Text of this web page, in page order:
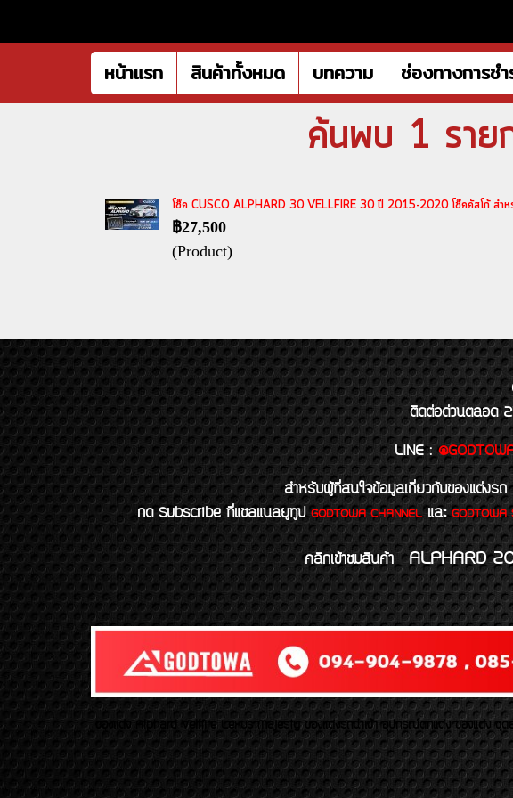
หน้าแรก สินค้าทั้งหมด บทความ ช่องทางการชำ
ค้นพบ 1 ราย
โช๊ค CUSCO ALPHARD 30 VELLFIRE 30 ปี 2015-2020 โช๊คคัสโก้ สำ
฿27,500
(Product)
ติ
ติดต่อด่วนตลอด
LINE : @GODTOWA
สำหรับผู้ที่สนใจข้อมูลเกี่ยวกับของแต่งรถ
กด Subscribe ที่แชลแนลยูทูปGODTOWA CHANNELและGODTOWA
คลิกเข้าชมสินค้า ALPHARD
ของเเต่ง Alphard Vellfire Lexus Majesty ของเเต่งรถนำเข้า อุปกรณ์ตกแต่ง ของแต่ง ชุ